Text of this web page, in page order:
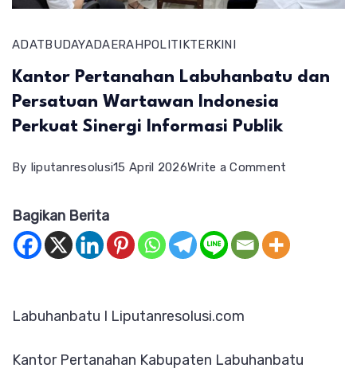
ADATBUDAYADAERAHPOLITIKTERKINI
Kantor Pertanahan Labuhanbatu dan
Persatuan Wartawan Indonesia
Perkuat Sinergi Informasi Publik
By liputanresolusi15 April 2026Write a Comment
Perkuat
Bagikan Berita
Labuhanbatu I Liputanresolusi.com
Kantor Pertanahan Kabupaten Labuhanbatu